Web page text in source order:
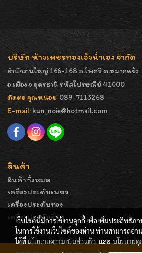
บริษัท ห้างเพชรทองเอ็งน่ำเฮง จำกัด
สำนักงานใหญ่ 166-168 ถ.โพศรี ต.หมากแข้ง
อ.เมือง จ.อุดรธานี รหัสไปรษณีย์ 41000
ติดต่อ คุณหน่อย 089-7113268
E-mail: kun_noie@hotmail.com
สินค้า
สินค้าทั้งหมด
เครื่องประดับเพชร
เครื่องประดับทอง
เครื่องประดับอื่นๆ
เว็บไซต์นี้มีการใช้งานคุกกี้ เพื่อเพิ่มประสิทธิ
ในการใช้งานเว็บไซต์ของท่าน ท่านสามารถอ่า
ได้ที่นโยบายความเป็นส่วนตัวและนโยบายคุ